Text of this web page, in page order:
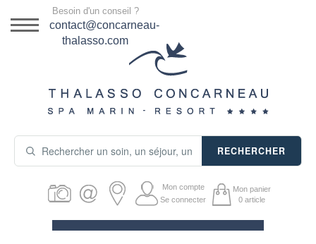
DESTINATION
SÉJOURS THALASSO
PRODUITS COSMÉTIQUES
GUIDE CADEAUX
Besoin d'un conseil ?
contact@concarneau-
thalasso.com
RECHERCHER
Mon compte
Se connecter
Mon panier
0 article